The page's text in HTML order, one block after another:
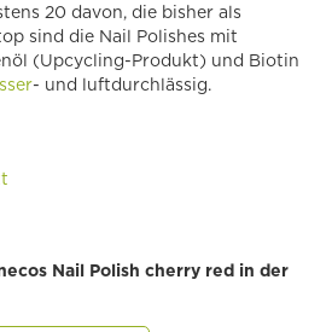
20 davon, die bisher als
sind die Nail Polishes mit
(Upcycling-Produkt) und Biotin
- und luftdurchlässig.
Nail Polish cherry red in der